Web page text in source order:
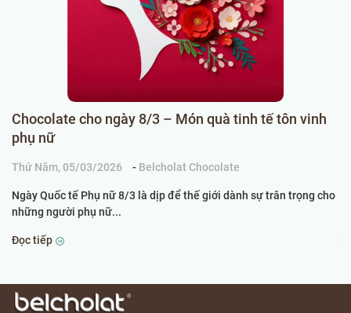
Chocolate cho ngày 8/3 – Món quà tinh tế tôn vinh
phụ nữ
Thứ Năm, 05/03/2026 - Belcholat Chocolate
Ngày Quốc tế Phụ nữ 8/3 là dịp để thế giới dành sự trân trọng cho
những người phụ nữ...
Đọc tiếp